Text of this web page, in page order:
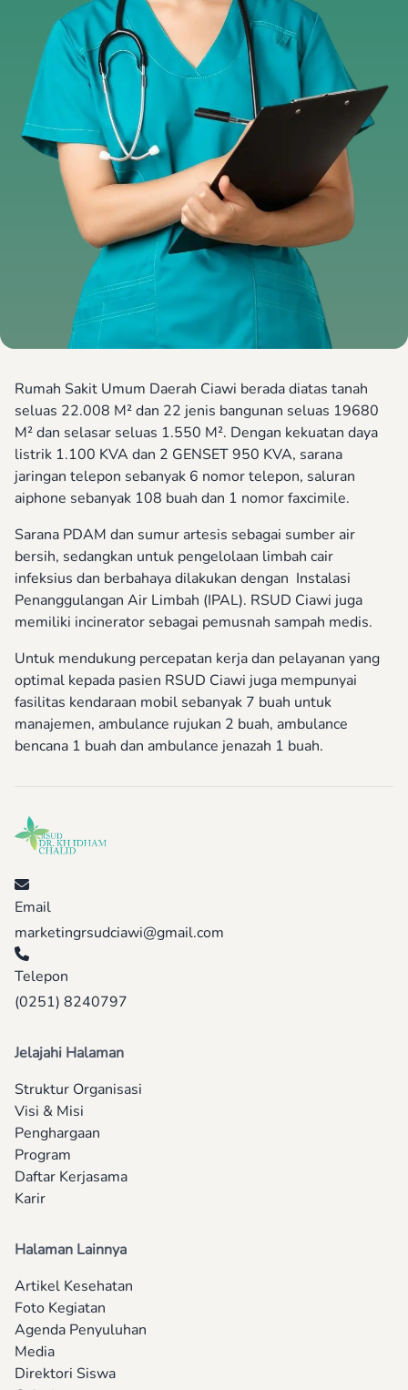
Rumah Sakit Umum Daerah Ciawi berada diatas tanah
seluas 22.008 M² dan 22 jenis bangunan seluas 19680
M² dan selasar seluas 1.550 M². Dengan kekuatan daya
listrik 1.100 KVA dan 2 GENSET 950 KVA, sarana
jaringan telepon sebanyak 6 nomor telepon, saluran
aiphone sebanyak 108 buah dan 1 nomor faxcimile.
Sarana PDAM dan sumur artesis sebagai sumber air
bersih, sedangkan untuk pengelolaan limbah cair
infeksius dan berbahaya dilakukan dengan Instalasi
Penanggulangan Air Limbah (IPAL). RSUD Ciawi juga
memiliki incinerator sebagai pemusnah sampah medis.
Untuk mendukung percepatan kerja dan pelayanan yang
optimal kepada pasien RSUD Ciawi juga mempunyai
fasilitas kendaraan mobil sebanyak 7 buah untuk
manajemen, ambulance rujukan 2 buah, ambulance
bencana 1 buah dan ambulance jenazah 1 buah.
Email
marketingrsudciawi@gmail.com
Telepon
(0251) 8240797
Jelajahi Halaman
Struktur Organisasi
Visi & Misi
Penghargaan
Program
Daftar Kerjasama
Karir
Halaman Lainnya
Artikel Kesehatan
Foto Kegiatan
Agenda Penyuluhan
Media
Direktori Siswa